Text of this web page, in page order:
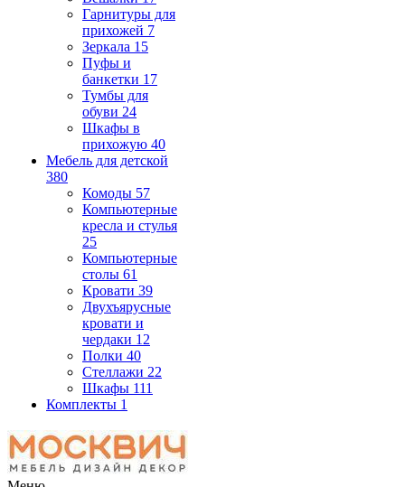
Гарнитуры для
прихожей 7
Зеркала 15
Пуфы и
банкетки 17
Тумбы для
обуви 24
Шкафы в
прихожую 40
Мебель для детской
380
Комоды 57
Компьютерные
кресла и стулья
25
Компьютерные
столы 61
Кровати 39
Двухъярусные
кровати и
чердаки 12
Полки 40
Стеллажи 22
Шкафы 111
Комплекты 1